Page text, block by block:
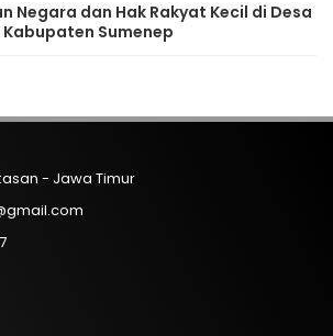
Negara dan Hak Rakyat Kecil di Desa
Sumenep
- Jawa Timur